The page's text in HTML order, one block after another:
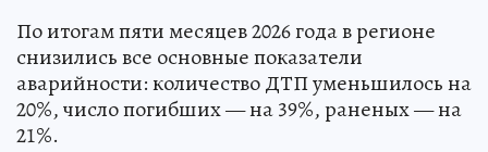
По итогам пяти месяцев 2026 года в регионе
снизились все основные показатели
аварийности: количество ДТП уменьшилось на
20%, число погибших — на 39%, раненых — на
21%.